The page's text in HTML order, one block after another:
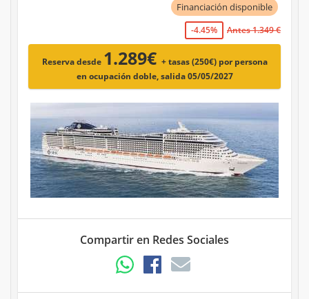
Financiación disponible
-4.45% Antes 1.349 €
Reserva desde 1.289€ + tasas (250€) por persona
en ocupación doble, salida 05/05/2027
Compartir en Redes Sociales